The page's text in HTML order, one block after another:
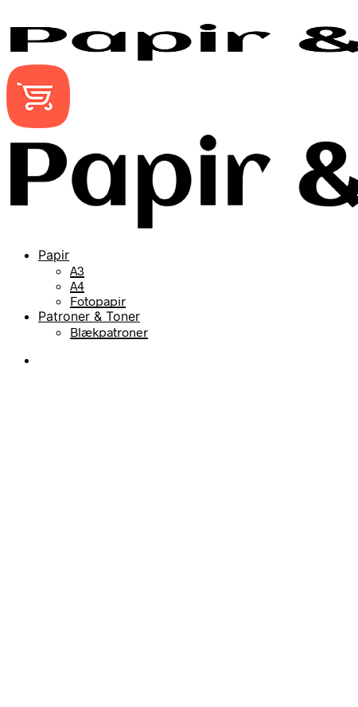
Papir
A3
A4
Fotopapir
Patroner & Toner
Blækpatroner